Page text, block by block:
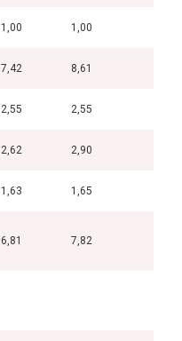
1,00 1,00
7,42 8,61
2,55 2,55
2,62 2,90
1,63 1,65
6,81 7,82